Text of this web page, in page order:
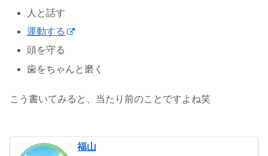
人と話す
運動する
頭を守る
歯をちゃんと磨く
こう書いてみると、当たり前のことですよね笑
福山